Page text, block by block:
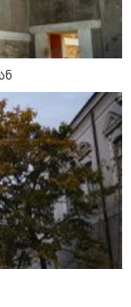
164
ამ დრომდე
მეურნეობაში,
სახელობის
გადაეცათ
მარტყოფის
ადგილზე